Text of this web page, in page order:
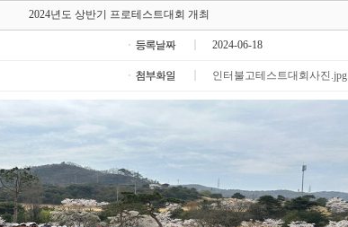
2024년도 상반기 프로테스트대회 개최
2024-06-18
인터불고테스트대회사진.jpg